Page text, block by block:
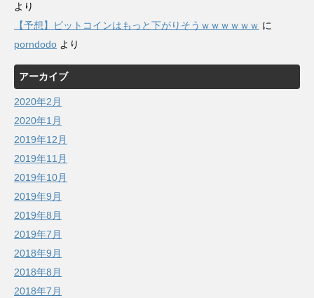
より
【予想】ビットコインはもっと下がりそうｗｗｗｗｗｗ に
porndodo より
アーカイブ
2020年2月
2020年1月
2019年12月
2019年11月
2019年10月
2019年9月
2019年8月
2019年7月
2018年9月
2018年8月
2018年7月